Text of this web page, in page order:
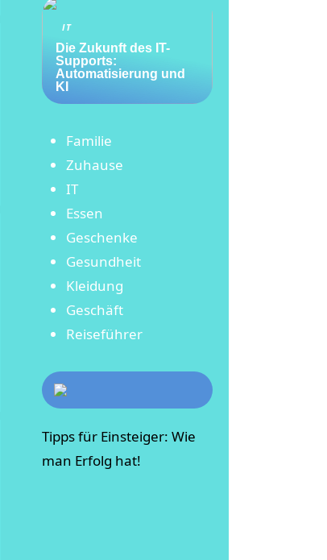
IT
Die Zukunft des IT-
Supports:
Automatisierung und
KI
Familie
Zuhause
IT
Essen
Geschenke
Gesundheit
Kleidung
Geschäft
Reiseführer
Tipps für Einsteiger: Wie
man Erfolg hat!